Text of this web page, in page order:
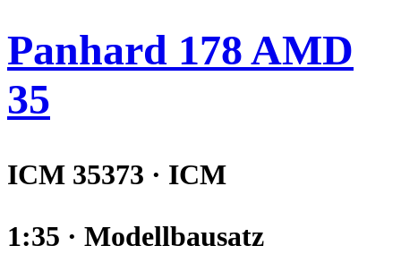
Panhard 178 AMD
35
ICM 35373 · ICM
1:35 · Modellbausatz